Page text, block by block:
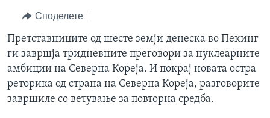
навигација
Пребарувај
ЕКОНОМИЈА
ПОЛИТИКА
ЗДРАВЈЕ
НАУКА
УМЕТНОСТ И ЗАБАВА
NEWSFLASH - АРХИВА
ВЕСТИ ОД САД ВО МИНУТА - АРХИВА
ИЗБОРИ ВО САД 2020 - АРХИВА
ЗА НАС
Learning English
НАКУСО...
Споделете
Претставниците од шесте земји денеска во Пекинг
ги завршја тридневните преговори за нуклеарните
амбиции на Северна Кореја. И покрај новата остра
реторика од страна на Северна Кореја, разговорите
завршиле со ветување за повторна средба.